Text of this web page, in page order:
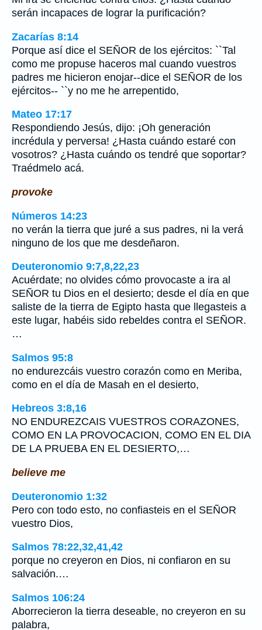
serán incapaces de lograr la purificación?
Zacarías 8:14
Porque así dice el SEÑOR de los ejércitos: ``Tal
como me propuse haceros mal cuando vuestros
padres me hicieron enojar--dice el SEÑOR de los
ejércitos-- ``y no me he arrepentido,
Mateo 17:17
Respondiendo Jesús, dijo: ¡Oh generación
incrédula y perversa! ¿Hasta cuándo estaré con
vosotros? ¿Hasta cuándo os tendré que soportar?
Traédmelo acá.
provoke
Números 14:23
no verán la tierra que juré a sus padres, ni la verá
ninguno de los que me desdeñaron.
Deuteronomio 9:7,8,22,23
Acuérdate; no olvides cómo provocaste a ira al
SEÑOR tu Dios en el desierto; desde el día en que
saliste de la tierra de Egipto hasta que llegasteis a
este lugar, habéis sido rebeldes contra el SEÑOR.
…
Salmos 95:8
no endurezcáis vuestro corazón como en Meriba,
como en el día de Masah en el desierto,
Hebreos 3:8,16
NO ENDUREZCAIS VUESTROS CORAZONES,
COMO EN LA PROVOCACION, COMO EN EL DIA
DE LA PRUEBA EN EL DESIERTO,…
believe me
Deuteronomio 1:32
Pero con todo esto, no confiasteis en el SEÑOR
vuestro Dios,
Salmos 78:22,32,41,42
porque no creyeron en Dios, ni confiaron en su
salvación.…
Salmos 106:24
Aborrecieron la tierra deseable, no creyeron en su
palabra,